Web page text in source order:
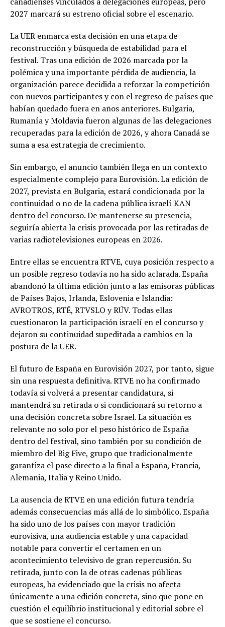
2027 marcará su estreno oficial sobre el escenario.
La UER enmarca esta decisión en una etapa de
reconstrucción y búsqueda de estabilidad para el
festival. Tras una edición de 2026 marcada por la
polémica y una importante pérdida de audiencia, la
organización parece decidida a reforzar la competición
con nuevos participantes y con el regreso de países que
habían quedado fuera en años anteriores. Bulgaria,
Rumanía y Moldavia fueron algunas de las delegaciones
recuperadas para la edición de 2026, y ahora Canadá se
suma a esa estrategia de crecimiento.
Sin embargo, el anuncio también llega en un contexto
especialmente complejo para Eurovisión. La edición de
2027, prevista en Bulgaria, estará condicionada por la
continuidad o no de la cadena pública israelí KAN
dentro del concurso. De mantenerse su presencia,
seguiría abierta la crisis provocada por las retiradas de
varias radiotelevisiones europeas en 2026.
Entre ellas se encuentra RTVE, cuya posición respecto a
un posible regreso todavía no ha sido aclarada. España
abandonó la última edición junto a las emisoras públicas
de Países Bajos, Irlanda, Eslovenia e Islandia:
AVROTROS, RTÉ, RTVSLO y RÚV. Todas ellas
cuestionaron la participación israelí en el concurso y
dejaron su continuidad supeditada a cambios en la
postura de la UER.
El futuro de España en Eurovisión 2027, por tanto, sigue
sin una respuesta definitiva. RTVE no ha confirmado
todavía si volverá a presentar candidatura, si
mantendrá su retirada o si condicionará su retorno a
una decisión concreta sobre Israel. La situación es
relevante no solo por el peso histórico de España
dentro del festival, sino también por su condición de
miembro del Big Five, grupo que tradicionalmente
garantiza el pase directo a la final a España, Francia,
Alemania, Italia y Reino Unido.
La ausencia de RTVE en una edición futura tendría
además consecuencias más allá de lo simbólico. España
ha sido uno de los países con mayor tradición
eurovisiva, una audiencia estable y una capacidad
notable para convertir el certamen en un
acontecimiento televisivo de gran repercusión. Su
retirada, junto con la de otras cadenas públicas
europeas, ha evidenciado que la crisis no afecta
únicamente a una edición concreta, sino que pone en
cuestión el equilibrio institucional y editorial sobre el
que se sostiene el concurso.